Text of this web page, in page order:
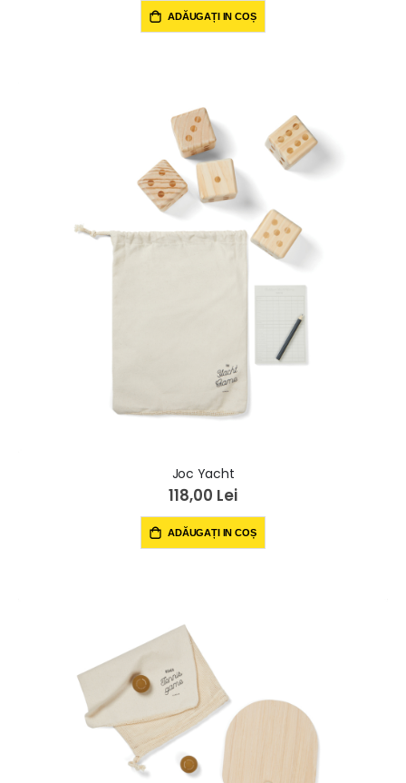
ADĂUGAȚI IN COȘ
Joc Yacht
118,00 Lei
ADĂUGAȚI IN COȘ